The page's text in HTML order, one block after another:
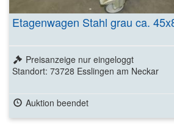
Etagenwagen Stahl grau ca.
Preisanzeige nur eingeloggt
Standort: 73728 Esslingen am Neckar
Auktion beendet